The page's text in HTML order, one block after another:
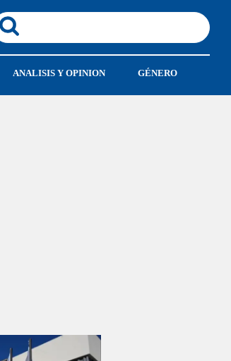
ANALISIS Y OPINION GÉNERO